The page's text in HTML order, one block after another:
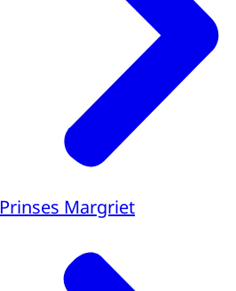
Prinses Margriet